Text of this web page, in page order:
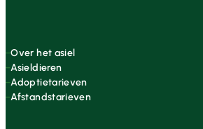
Over het asiel
Asieldieren
Adoptietarieven
Afstandstarieven